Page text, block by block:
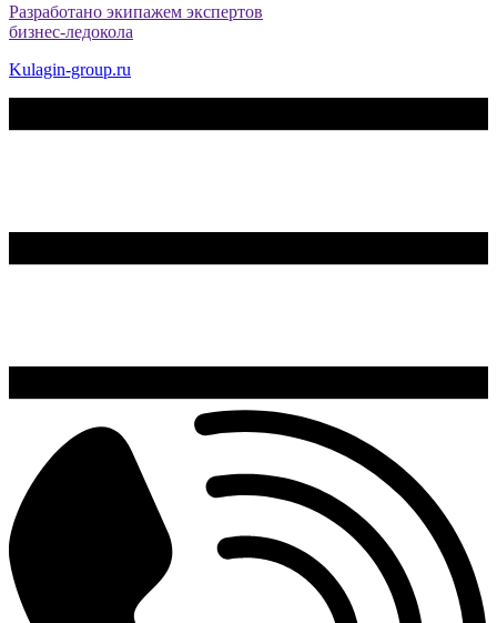
Разработано экипажем экспертов
бизнес-ледокола
Kulagin-group.ru